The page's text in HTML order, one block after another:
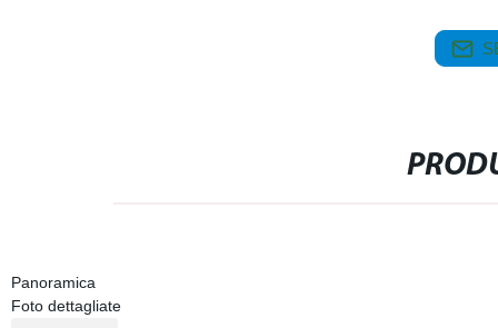
Panoramica
Foto dettagliate